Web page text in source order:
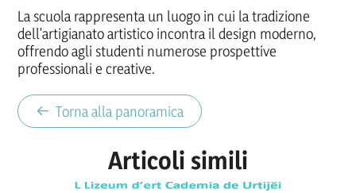
La scuola rappresenta un luogo in cui la tradizione
dell'artigianato artistico incontra il design moderno,
offrendo agli studenti numerose prospettive
professionali e creative.
Torna alla panoramica
Articoli simili